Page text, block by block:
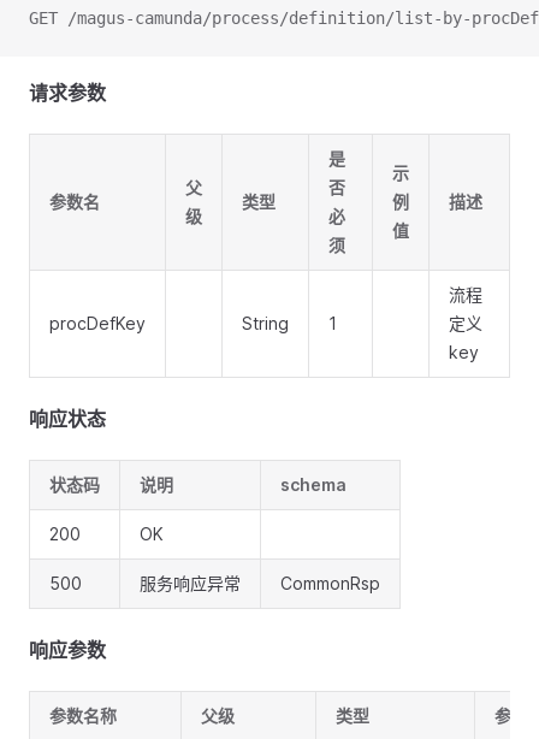
GET /magus-camunda/process/definition/list-by-
请求参数
参数名
父
级
类型
是
否
必
须
示
例
值
描述
procDefKey String 1
流程
定义
key
响应状态
状态码 说明 schema
200 OK
500 服务响应异常 CommonRsp
响应参数
参数名称 父级 类型 参数